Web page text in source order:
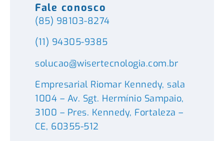
Fale conosco
(85) 98103-8274
(11) 94305-9385
solucao@wisertecnologia.com.br
Empresarial Riomar Kennedy, sala
1004 – Av. Sgt. Hermínio Sampaio,
3100 – Pres. Kennedy, Fortaleza –
CE, 60355-512